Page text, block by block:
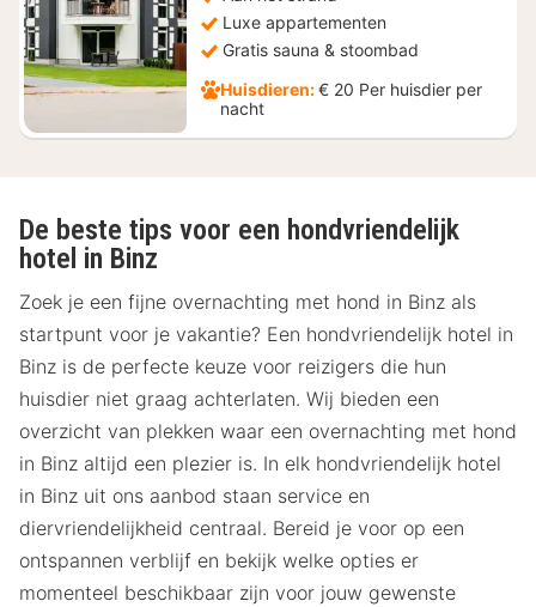
Luxe appartementen
Gratis sauna & stoombad
Huisdieren:€ 20 Per huisdier per
nacht
De beste tips voor een hondvriendelijk
hotel in Binz
Zoek je een fijne overnachting met hond in Binz als
startpunt voor je vakantie? Een hondvriendelijk hotel in
Binz is de perfecte keuze voor reizigers die hun
huisdier niet graag achterlaten. Wij bieden een
overzicht van plekken waar een overnachting met hond
in Binz altijd een plezier is. In elk hondvriendelijk hotel
in Binz uit ons aanbod staan service en
diervriendelijkheid centraal. Bereid je voor op een
ontspannen verblijf en bekijk welke opties er
momenteel beschikbaar zijn voor jouw gewenste